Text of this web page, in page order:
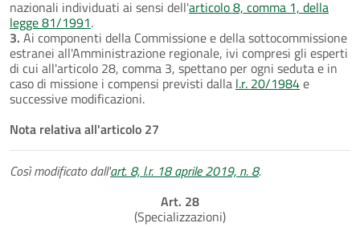
nazionali individuati ai sensi dell'articolo 8, comma 1, della
legge 81/1991.
3. Ai componenti della Commissione e della sottocommissione
estranei all'Amministrazione regionale, ivi compresi gli esperti
di cui all'articolo 28, comma 3, spettano per ogni seduta e in
caso di missione i compensi previsti dalla l.r. 20/1984e
successive modificazioni.
Nota relativa all'articolo 27
Così modificato dall'art. 8, l.r. 18 aprile 2019, n. 8.
Art. 28
(Specializzazioni)